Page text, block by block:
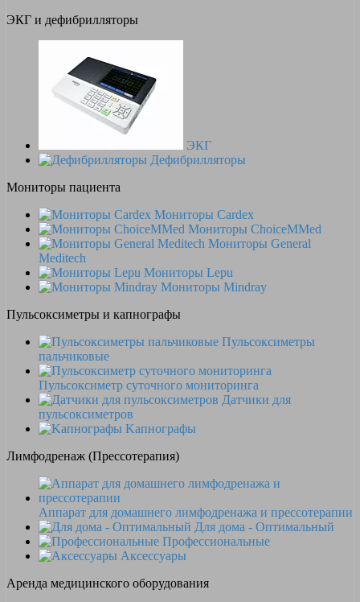
ЭКГ и дефибрилляторы
ЭКГ
Дефибрилляторы
Мониторы пациента
Мониторы Cardex
Мониторы ChoiceMMed
Мониторы General
Meditech
Мониторы Lepu
Мониторы Mindray
Пульсоксиметры и капнографы
Пульсоксиметры
пальчиковые
Пульсоксиметр суточного мониторинга
Датчики для
пульсоксиметров
Kапнографы
Лимфодренаж (Прессотерапия)
Аппарат для домашнего лимфодренажа и прессотерапии
Для дома - Оптимальный
Профессиональные
Аксессуары
Аренда медицинского оборудования